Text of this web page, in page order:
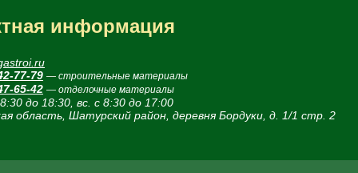
информация
77-79 — строительные материалы
65-42 — отделочные материалы
до 18:30, вс. с 8:30 до 17:00
область, Шатурский район, деревня Бордуки, д. 1/1 стр. 2